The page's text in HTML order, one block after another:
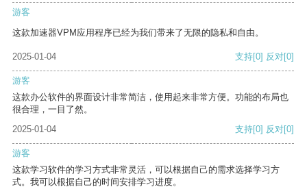
游客
这款加速器VPM应用程序已经为我们带来了无限的隐私和自由。
2025-01-04 支持[0] 反对[0]
游客
这款办公软件的界面设计非常简洁，使用起来非常方便。功能的布局也
很合理，一目了然。
2025-01-04
支持[0] 反对[0]
游客
这款学习软件的学习方式非常灵活，可以根据自己的需求选择学习方
式。我可以根据自己的时间安排学习进度。